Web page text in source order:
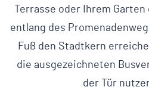
Terrasse oder Ihrem
entlang des
Fuß den Stadtkern
die ausgezeichneten
der Tür